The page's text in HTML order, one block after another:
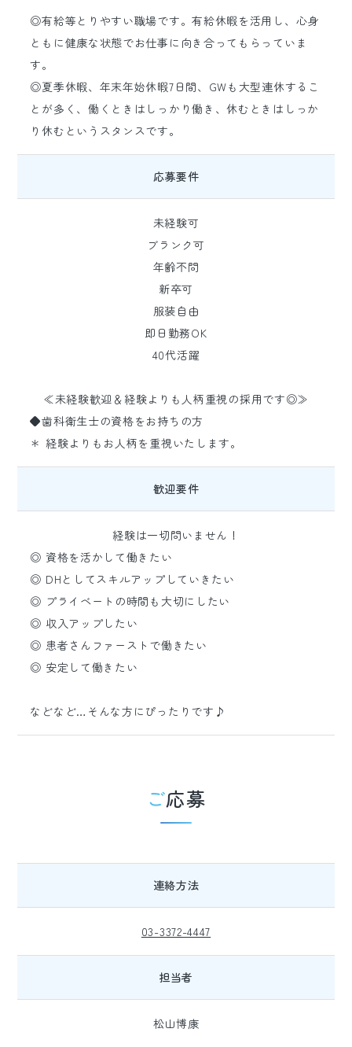
◎有給等とりやすい職場です。有給休暇を活用し、心身
ともに健康な状態でお仕事に向き合ってもらっていま
す。
◎夏季休暇、年末年始休暇7日間、GWも大型連休するこ
とが多く、働くときはしっかり働き、休むときはしっか
り休むというスタンスです。
応募要件
未経験可
ブランク可
年齢不問
新卒可
服装自由
即日勤務OK
40代活躍
≪未経験歓迎＆経験よりも人柄重視の採用です◎≫
◆歯科衛生士の資格をお持ちの方
＊ 経験よりもお人柄を重視いたします。
歓迎要件
経験は一切問いません！
◎ 資格を活かして働きたい
◎ DHとしてスキルアップしていきたい
◎ プライベートの時間も大切にしたい
◎ 収入アップしたい
◎ 患者さんファーストで働きたい
◎ 安定して働きたい
などなど…そんな方にぴったりです♪
ご応募
連絡方法
03-3372-4447
担当者
松山博康